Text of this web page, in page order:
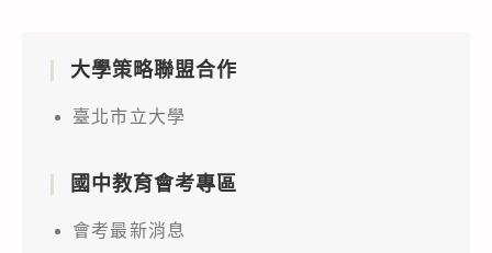
大學策略聯盟合作
臺北市立大學
國中教育會考專區
會考最新消息